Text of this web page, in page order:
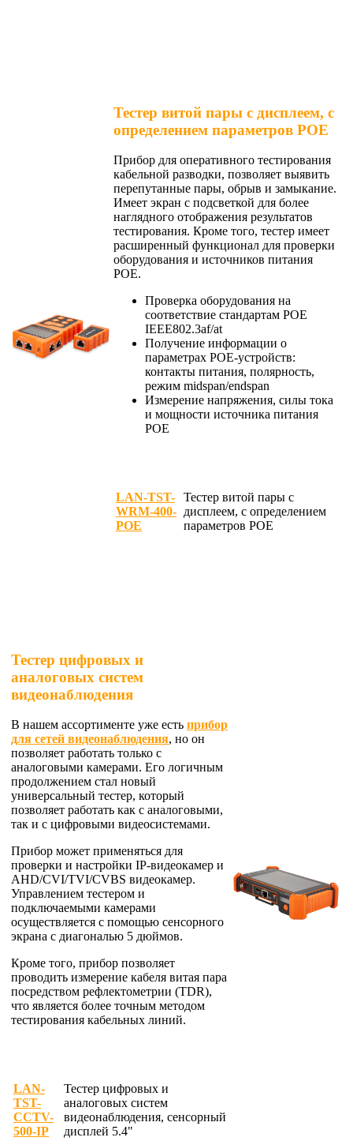
Тестер витой пары с дисплеем, с
определением параметров POE
Прибор для оперативного тестирования
кабельной разводки, позволяет выявить
перепутанные пары, обрыв и замыкание.
Имеет экран с подсветкой для более
наглядного отображения результатов
тестирования. Кроме того, тестер имеет
расширенный функционал для проверки
оборудования и источников питания
POE.
Проверка оборудования на
соответствие стандартам POE
IEEE802.3af/at
Получение информации о
параметрах POE-устройств:
контакты питания, полярность,
режим midspan/endspan
Измерение напряжения, силы тока
и мощности источника питания
POE
LAN-TST-
WRM-400-
POE
Тестер витой пары с
дисплеем, с определением
параметров POE
Тестер цифровых и
аналоговых систем
видеонаблюдения
В нашем ассортименте уже есть прибор
для сетей видеонаблюдения, но он
позволяет работать только с
аналоговыми камерами. Его логичным
продолжением стал новый
универсальный тестер, который
позволяет работать как с аналоговыми,
так и с цифровыми видеосистемами.
Прибор может применяться для
проверки и настройки IP-видеокамер и
AHD/CVI/TVI/CVBS видеокамер.
Управлением тестером и
подключаемыми камерами
осуществляется с помощью сенсорного
экрана с диагональю 5 дюймов.
Кроме того, прибор позволяет
проводить измерение кабеля витая пара
посредством рефлектометрии (TDR),
что является более точным методом
тестирования кабельных линий.
LAN-
TST-
CCTV-
500-IP
Тестер цифровых и
аналоговых систем
видеонаблюдения, сенсорный
дисплей 5.4"